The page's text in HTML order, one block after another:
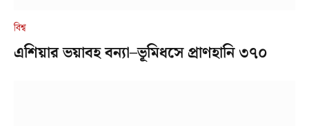
বিশ্ব
এশিয়ার ভয়াবহ বন্যা–ভূমিধসে প্রাণহানি ৩৭০